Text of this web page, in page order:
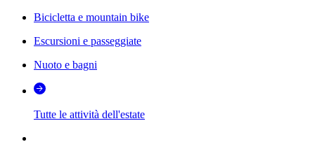
Bicicletta e mountain bike
Escursioni e passeggiate
Nuoto e bagni
Tutte le attività dell'estate